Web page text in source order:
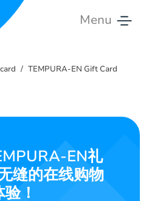
Menu
TEMPURA-EN Gift Card
EN礼
缝的在线购物
！